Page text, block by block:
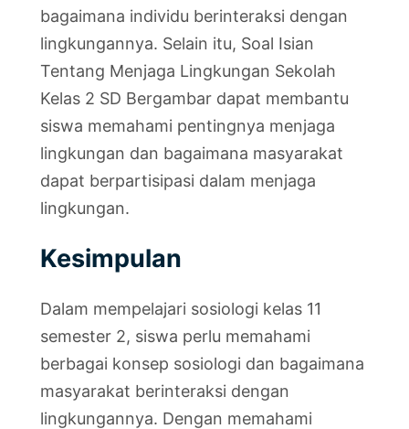
bagaimana individu berinteraksi dengan
lingkungannya. Selain itu, Soal Isian
Tentang Menjaga Lingkungan Sekolah
Kelas 2 SD Bergambar dapat membantu
siswa memahami pentingnya menjaga
lingkungan dan bagaimana masyarakat
dapat berpartisipasi dalam menjaga
lingkungan.
Kesimpulan
Dalam mempelajari sosiologi kelas 11
semester 2, siswa perlu memahami
berbagai konsep sosiologi dan bagaimana
masyarakat berinteraksi dengan
lingkungannya. Dengan memahami